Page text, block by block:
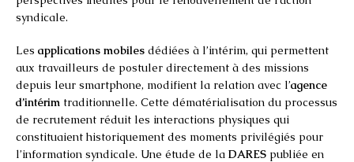
syndicale.
Les applications mobiles dédiées à l’intérim, qui permettent
aux travailleurs de postuler directement à des missions
depuis leur smartphone, modifient la relation avec l’agence
d’intérim traditionnelle. Cette dématérialisation du processus
de recrutement réduit les interactions physiques qui
constituaient historiquement des moments privilégiés pour
l’information syndicale. Une étude de la DARES publiée en